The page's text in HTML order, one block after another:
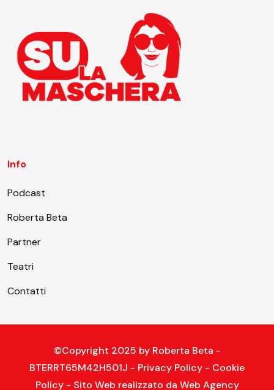
Info
Podcast
Roberta Beta
Partner
Teatri
Contatti
©Copyright 2025 by Roberta Beta -
BTERRT65M42H501J - Privacy Policy - Cookie
Policy- Sito Web realizzato da Web Agency